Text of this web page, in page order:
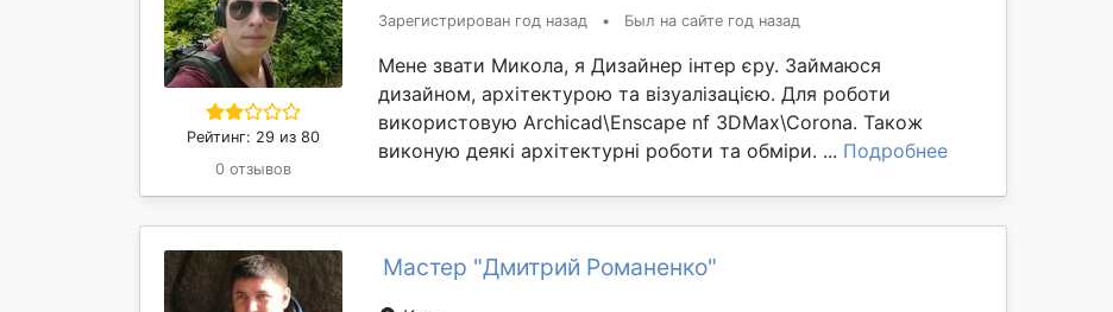
Рейтинг: 29 из 80
0 отзывов
Зарегистрирован год назад • Был на сайте год назад
Мене звати Микола, я Дизайнер інтер єру. Займаюся
дизайном, архітектурою та візуалізацією. Для роботи
використовую Archicad\Enscape nf 3DMax\Corona. Також
виконую деякі архітектурні роботи та обміри. ... Подробнее
Мастер "Дмитрий Романенко"